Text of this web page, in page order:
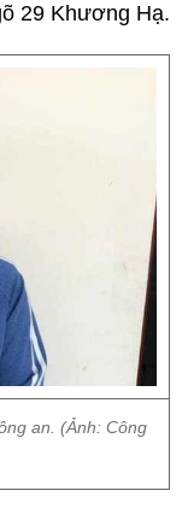
29 Khương Hạ.
an. (Ảnh: Công